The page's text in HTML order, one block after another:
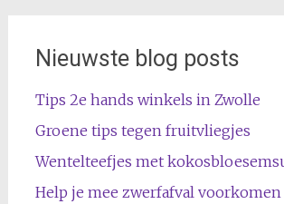
Nieuwste blog posts
Tips 2e hands winkels in Zwolle
Groene tips tegen fruitvliegjes
Wentelteefjes met
Help je mee zwerfafval voorkomen